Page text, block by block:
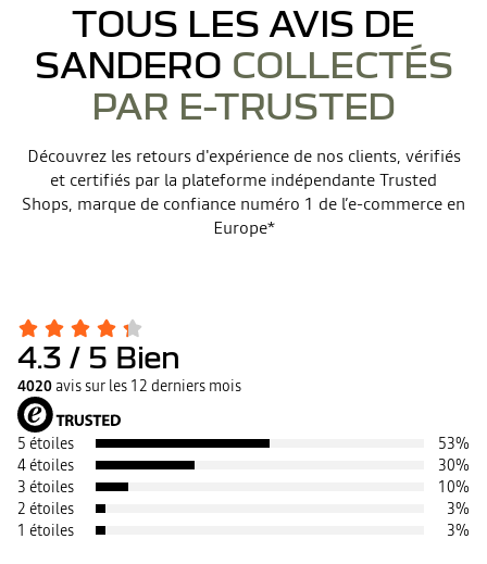
TOUS LES AVIS DE
SANDERO COLLECTÉS
PAR E-TRUSTED
Découvrez les retours d'expérience de nos clients, vérifiés
et certifiés par la plateforme indépendante Trusted
Shops, marque de confiance numéro 1 de l’e-commerce en
Europe*
4.3 / 5 Bien
4020avis sur les 12 derniers mois
5 étoiles 53%
4 étoiles
30%
3 étoiles
10%
2 étoiles
3%
1 étoiles
3%